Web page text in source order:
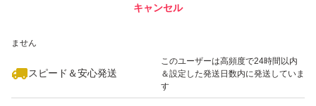
こちらも見てね！！(゜▽゜）ノ ココ→ #Sewingサポータ
ー
ません
スピード＆安心発送
このユーザーは高頻度で24時間以内
＆設定した発送日数内に発送していま
す
キャンセル